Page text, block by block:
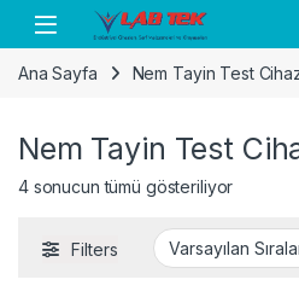
Skip to navigation
Skip to content
Ana Sayfa Nem Tayin Test
Nem Tayin Test
4 sonucun tümü gösteriliyor
Filters